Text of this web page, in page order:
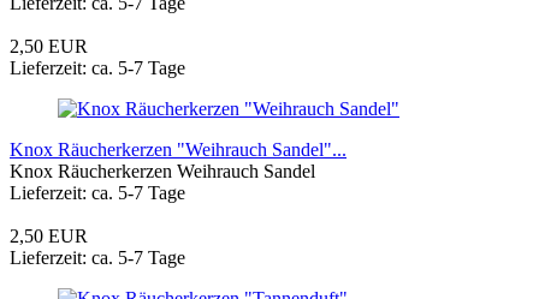
2,50 EUR
Lieferzeit: ca. 5-7 Tage
Knox Räucherkerzen "Weihrauch Sandel"...
Knox Räucherkerzen Weihrauch Sandel
Lieferzeit: ca. 5-7 Tage
2,50 EUR
Lieferzeit: ca. 5-7 Tage